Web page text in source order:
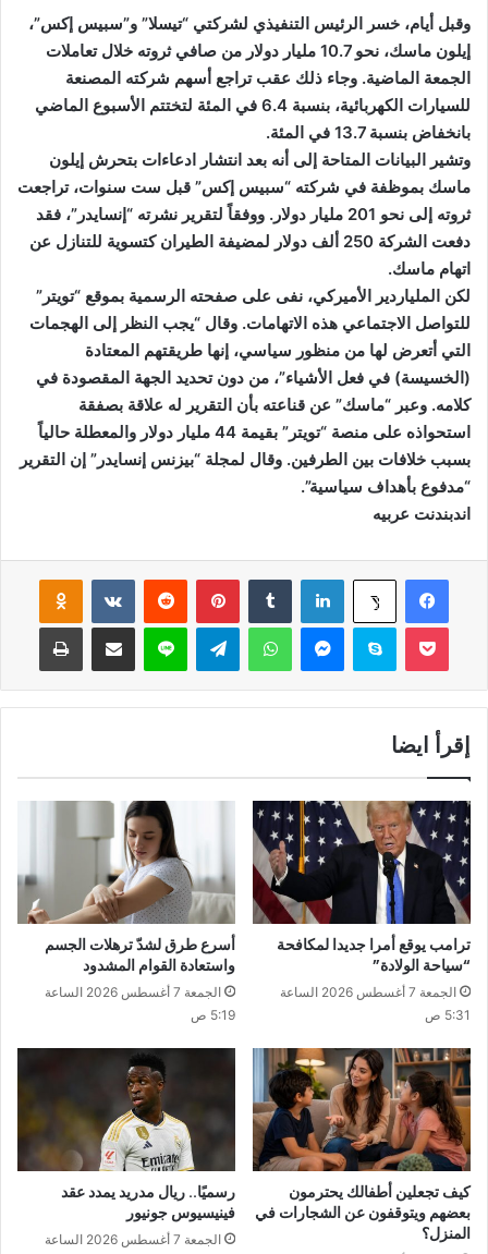
وقبل أيام، خسر الرئيس التنفيذي لشركتي “تيسلا” و”سبيس إكس”،
إيلون ماسك، نحو 10.7 مليار دولار من صافي ثروته خلال تعاملات
الجمعة الماضية. وجاء ذلك عقب تراجع أسهم شركته المصنعة
للسيارات الكهربائية، بنسبة 6.4 في المئة لتختتم الأسبوع الماضي
بانخفاض بنسبة 13.7 في المئة.
وتشير البيانات المتاحة إلى أنه بعد انتشار ادعاءات بتحرش إيلون
ماسك بموظفة في شركته “سبيس إكس” قبل ست سنوات، تراجعت
ثروته إلى نحو 201 مليار دولار. ووفقاً لتقرير نشرته “إنسايدر”، فقد
دفعت الشركة 250 ألف دولار لمضيفة الطيران كتسوية للتنازل عن
اتهام ماسك.
لكن الملياردير الأميركي، نفى على صفحته الرسمية بموقع “تويتر”
للتواصل الاجتماعي هذه الاتهامات. وقال “يجب النظر إلى الهجمات
التي أتعرض لها من منظور سياسي، إنها طريقتهم المعتادة
(الخسيسة) في فعل الأشياء”، من دون تحديد الجهة المقصودة في
كلامه. وعبر “ماسك” عن قناعته بأن التقرير له علاقة بصفقة
استحواذه على منصة “تويتر” بقيمة 44 مليار دولار والمعطلة حالياً
بسبب خلافات بين الطرفين. وقال لمجلة “بيزنس إنسايدر” إن التقرير
“مدفوع بأهداف سياسية”.
اندبندنت عربيه
فيسبوك ‫X لينكدإن بينتيريست
سكايب واتساب لاين
إقرأ ايضا
ترامب يوقع أمرا جديدا لمكافحة
“سياحة الولادة”
الجمعة 7 أغسطس 2026 الساعة
5:31 ص
أسرع طرق لشدّ ترهلات الجسم
واستعادة القوام المشدود
الجمعة 7 أغسطس 2026 الساعة
5:19 ص
كيف تجعلين أطفالك يحترمون
بعضهم ويتوقفون عن الشجارات في
المنزل؟
رسميًا.. ريال مدريد يمدد عقد
فينيسيوس جونيور
الجمعة 7 أغسطس 2026 الساعة